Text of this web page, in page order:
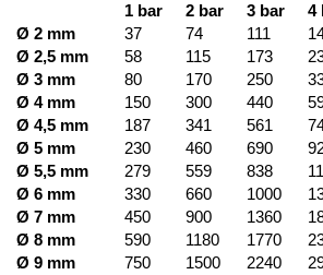
1 bar
2 bar 3 bar 4
Ø 2 mm
37 74 111
Ø 2,5 mm
58 115 173
Ø 3 mm
80 170 250
Ø 4 mm
150 300 440
Ø 4,5 mm
187 341 561
Ø 5 mm
230 460 690
Ø 5,5 mm
279 559 838
Ø 6 mm
330 660 1000
Ø 7 mm
450 900 1360
Ø 8 mm
590 1180 1770
Ø 9 mm
750 1500 2240